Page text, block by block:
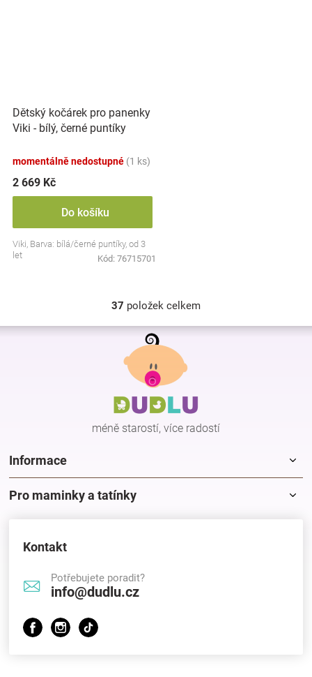
Dětský kočárek pro panenky
Viki - bílý, černé puntíky
momentálně nedostupné (1 ks)
2 669 Kč
Do košíku
Viki, Barva: bílá/černé puntíky, od 3
let
Kód: 76715701
O
v
l
d
a
c
í
p
r
37 položek celkem
Z
méně starostí, více radostí
Informace
Pro maminky a tatínky
Kontakt
Potřebujete poradit?
info@dudlu.cz